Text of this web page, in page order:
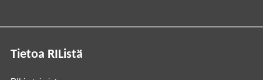
Tietoa RIListä